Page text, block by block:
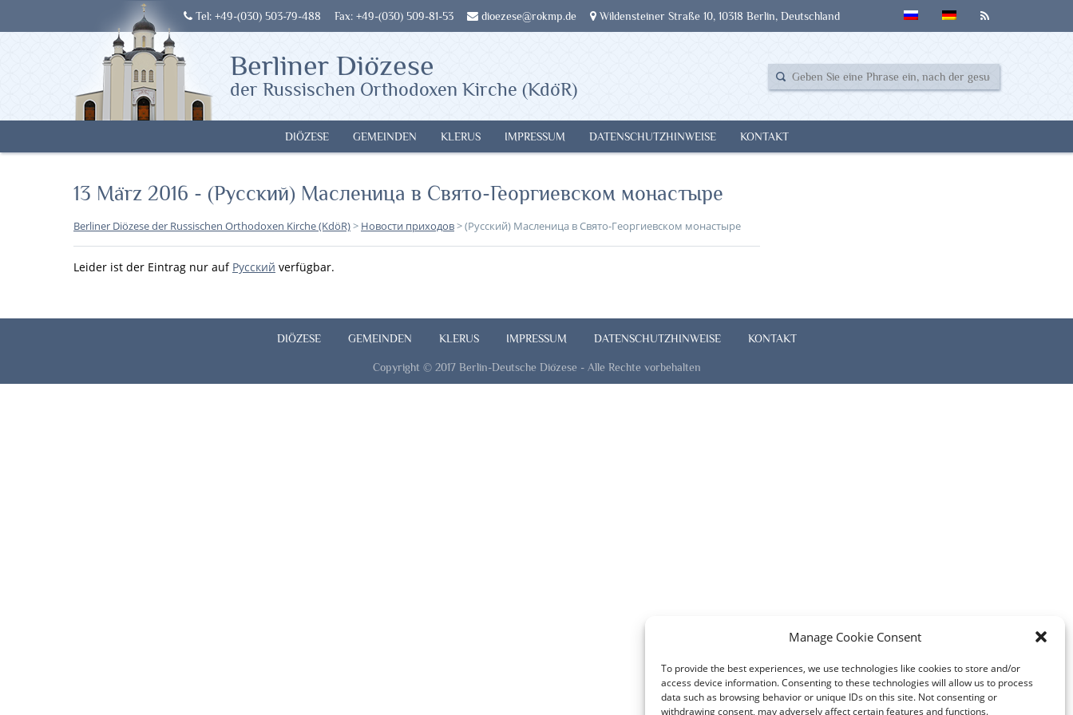
Manage Cookie Consent
To provide the best experiences, we use technologies like cookies to store and/or
access device information. Consenting to these technologies will allow us to process
data such as browsing behavior or unique IDs on this site. Not consenting or
withdrawing consent, may adversely affect certain features and functions.
Tel: +49-(030) 503-79-488 Fax: +49-(030) 509-81-53 dioezese@rokmp.de Wildensteiner Straße 10, 10318 Berlin, Deutschland
Berliner Diözese
der Russischen Orthodoxen Kirche (KdöR)
DIÖZESE GEMEINDEN KLERUS IMPRESSUM DATENSCHUTZHINWEISE KONTAKT
13 März 2016 - (Русский) Масленица в Свято-Георгиевском монастыре
Berliner Diözese der Russischen Orthodoxen Kirche (KdöR)> Новости приходов>(Русский) Масленица в Свято-Георгиевском монастыре
Leider ist der Eintrag nur auf Русский verfügbar.
DIÖZESE GEMEINDEN KLERUS IMPRESSUM DATENSCHUTZHINWEISE KONTAKT
Copyright © 2017 Berlin-Deutsche Diözese - Alle Rechte vorbehalten